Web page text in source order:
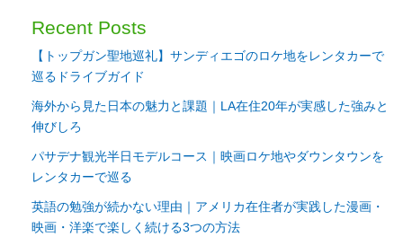
Recent Posts
【トップガン聖地巡礼】サンディエゴのロケ地をレンタカーで
巡るドライブガイド
海外から見た日本の魅力と課題｜LA在住20年が実感した強みと
伸びしろ
パサデナ観光半日モデルコース｜映画ロケ地やダウンタウンを
レンタカーで巡る
英語の勉強が続かない理由｜アメリカ在住者が実践した漫画・
映画・洋楽で楽しく続ける3つの方法